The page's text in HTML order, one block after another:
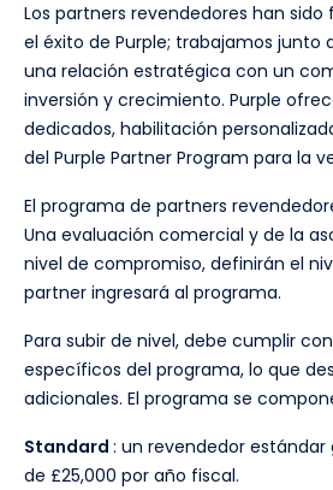
Los partners revendedores han
el éxito de Purple; trabajamos junto
una relación estratégica con un
inversión y crecimiento. Purple
dedicados, habilitación
del Purple Partner Program para la
El programa de partners
Una evaluación comercial y de la
nivel de compromiso, definirán el
partner ingresará al programa.
Para subir de nivel, debe cumplir
específicos del programa, lo que
adicionales. El programa se
Standard : un revendedor
de £25,000 por año fiscal.